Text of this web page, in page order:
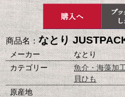
商品名：なとり
メーカー
なとり
カテゴリー
魚介・海藻加
貝ひも
原産地